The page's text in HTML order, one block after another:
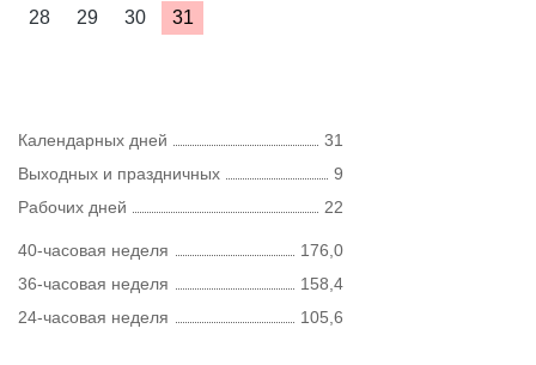
28
29 30 31
Календарных дней
31
Выходных и праздничных
9
Рабочих дней
22
40-часовая неделя
176,0
36-часовая неделя
158,4
24-часовая неделя
105,6